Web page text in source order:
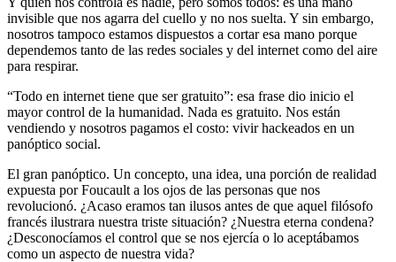
invisible que nos agarra del cuello y no nos suelta. Y sin embargo,
nosotros tampoco estamos dispuestos a cortar esa mano porque
dependemos tanto de las redes sociales y del internet como del aire
para respirar.
“Todo en internet tiene que ser gratuito”: esa frase dio inicio el
mayor control de la humanidad. Nada es gratuito. Nos están
vendiendo y nosotros pagamos el costo: vivir hackeados en un
panóptico social.
El gran panóptico. Un concepto, una idea, una porción de realidad
expuesta por Foucault a los ojos de las personas que nos
revolucionó. ¿Acaso eramos tan ilusos antes de que aquel filósofo
francés ilustrara nuestra triste situación? ¿Nuestra eterna condena?
¿Desconocíamos el control que se nos ejercía o lo aceptábamos
como un aspecto de nuestra vida?